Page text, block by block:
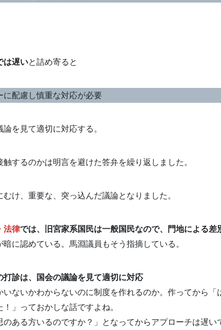
は遅いと詰め寄ると
に配慮し慎重な対応が必要
を見て適切に対応する。
触するのかは明言を避けた答弁を繰り返しました。
け、重要な、突っ込んだ議論となりました。
法律では、旧宮家系国民は一般国民なので、門地による差
暗に認めている。馬淵議員もそう指摘している。
打診は、国会の議論を見て適切に対応
ないかわからないのに制度を作れるのか。作ってから「
」っておかしな話ですよね。
のある方いるのですか？」となってからアプローチは遅い